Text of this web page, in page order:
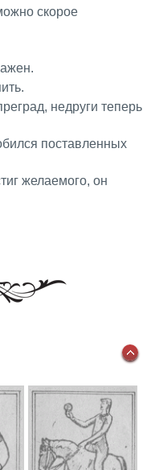
скорое
недруги теперь
поставленных
желаемого, он